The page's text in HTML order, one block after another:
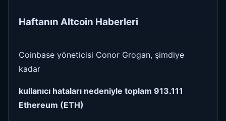
Haftanın Altcoin Haberleri
Coinbase yöneticisi Conor Grogan, şimdiye
kadar
kullanıcı hataları nedeniyle toplam 913.111
Ethereum (ETH)